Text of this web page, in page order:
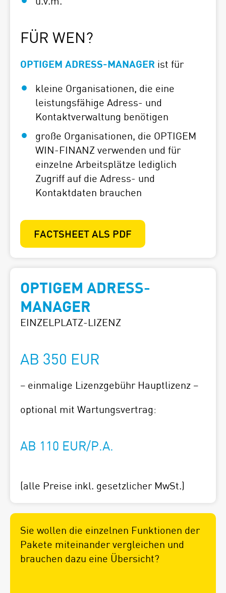
FÜR WEN?
OPTIGEM ADRESS-MANAGER ist für
kleine Organisationen, die eine
leistungsfähige Adress- und
Kontaktverwaltung benötigen
große Organisationen, die OPTIGEM
WIN-FINANZ verwenden und für
einzelne Arbeitsplätze lediglich
Zugriff auf die Adress- und
Kontaktdaten brauchen
FACTSHEET ALS PDF
OPTIGEM ADRESS-
MANAGER
EINZELPLATZ-LIZENZ
AB 350 EUR
– einmalige Lizenzgebühr Hauptlizenz –
optional mit Wartungsvertrag:
AB 110 EUR/P.A.
(alle Preise inkl. gesetzlicher MwSt.)
Sie wollen die einzelnen Funktionen der
Pakete miteinander vergleichen und
brauchen dazu eine Übersicht?